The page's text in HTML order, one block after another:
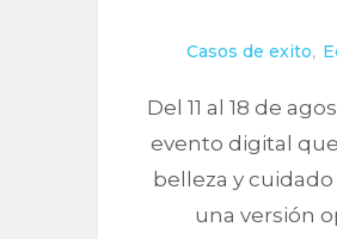
Casos de exito,
Del 11 al 18 de
evento digital
belleza y cuidado
una versión